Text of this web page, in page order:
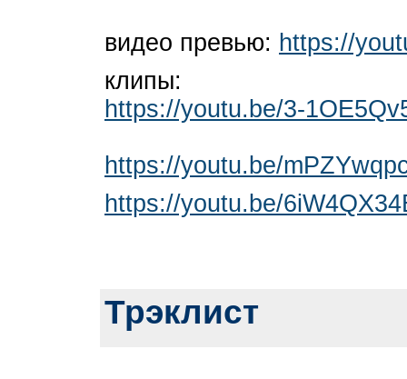
видео превью: https://
клипы:
https://youtu.be/3-
https://youtu.be/
https://youtu.be/
Трэклист